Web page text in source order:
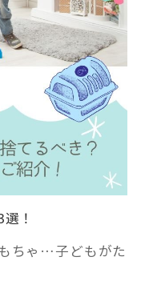
！
ちゃ…子どもがた